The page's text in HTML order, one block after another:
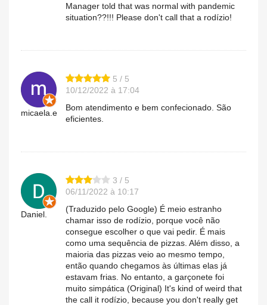
Manager told that was normal with pandemic
situation??!!! Please don't call that a rodízio!
micaela.e
5 / 5
10/12/2022 à 17:04
Bom atendimento e bem confecionado. São
eficientes.
Daniel.
3 / 5
06/11/2022 à 10:17
(Traduzido pelo Google) É meio estranho
chamar isso de rodízio, porque você não
consegue escolher o que vai pedir. É mais
como uma sequência de pizzas. Além disso, a
maioria das pizzas veio ao mesmo tempo,
então quando chegamos às últimas elas já
estavam frias. No entanto, a garçonete foi
muito simpática (Original) It's kind of weird that
the call it rodízio, because you don't really get